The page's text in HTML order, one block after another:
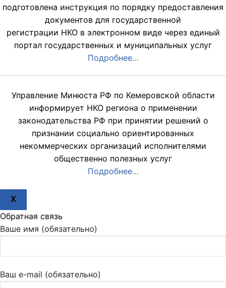
подготовлена инструкция по порядку предоставления
документов для государственной
регистрации НКО в электронном виде через единый
портал государственных и муниципальных услуг
Подробнее…
Управление Минюста РФ по Кемеровской области
информирует НКО региона о применении
законодательства РФ при принятии решений о
признании социально ориентированных
некоммерческих организаций исполнителями
общественно полезных услуг
Подробнее…
X
Обратная связь
Ваше имя (обязательно)
Ваш e-mail (обязательно)